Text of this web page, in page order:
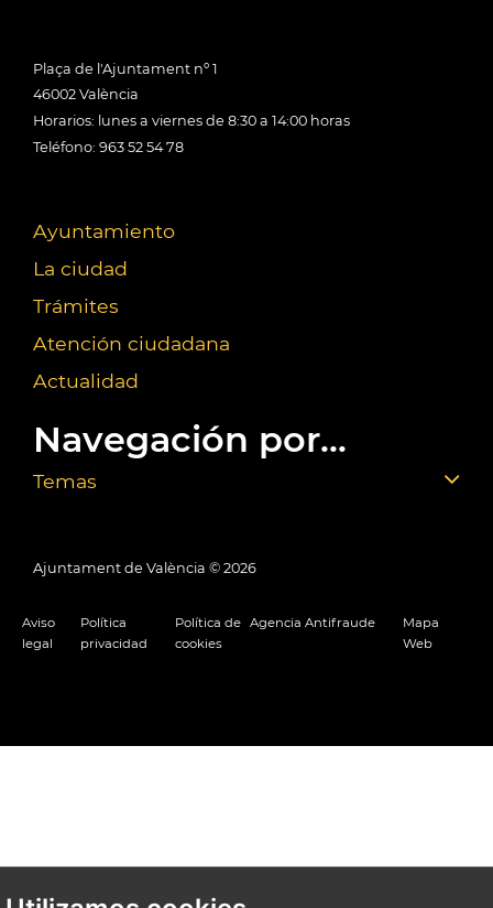
Plaça de l'Ajuntament nº 1
46002 València
Horarios: lunes a viernes de 8:30 a 14:00 horas
Teléfono: 963 52 54 78
Ayuntamiento
La ciudad
Trámites
Atención ciudadana
Actualidad
Navegación por...
Temas
Ajuntament de València © 2026
Aviso
legal
Política
privacidad
Política de
cookies
Agencia Antifraude
Mapa
Web